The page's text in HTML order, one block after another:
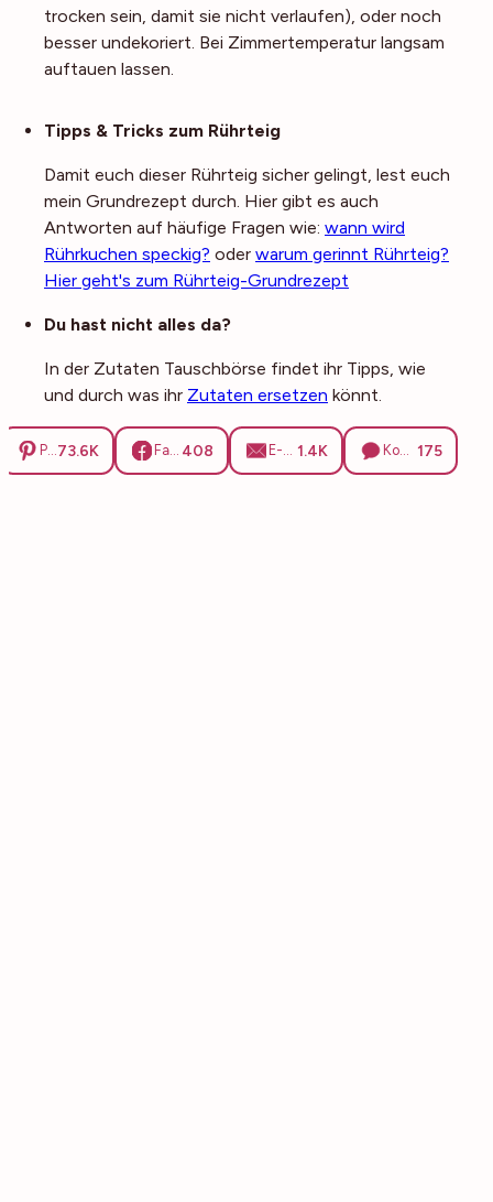
trocken sein, damit sie nicht verlaufen), oder noch
besser undekoriert. Bei Zimmertemperatur langsam
auftauen lassen.
Tipps & Tricks zum Rührteig
Damit euch dieser Rührteig sicher gelingt, lest euch
mein Grundrezept durch. Hier gibt es auch
Antworten auf häufige Fragen wie: wann wird
Rührkuchen speckig? oder warum gerinnt Rührteig?
Hier geht's zum Rührteig-Grundrezept
Du hast nicht alles da?
In der Zutaten Tauschbörse findet ihr Tipps, wie
und durch was ihr Zutaten ersetzen könnt.
Pinterest73.6K Facebook 408 E-Mail 1.4K Kommentare 175